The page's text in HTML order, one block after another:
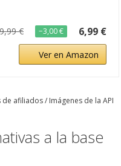
9,99 € −3,00 € 6,99 €
Ver en Amazon
afiliados / Imágenes de la API
a la base